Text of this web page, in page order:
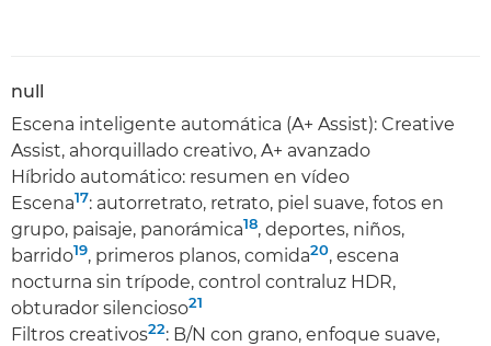
null
Escena inteligente automática (A+ Assist): Creative
Assist, ahorquillado creativo, A+ avanzado
Híbrido automático: resumen en vídeo
Escena17: autorretrato, retrato, piel suave, fotos en
grupo, paisaje, panorámica18, deportes, niños,
barrido19, primeros planos, comida20, escena
nocturna sin trípode, control contraluz HDR,
obturador silencioso21
Filtros creativos22: B/N con grano, enfoque suave,